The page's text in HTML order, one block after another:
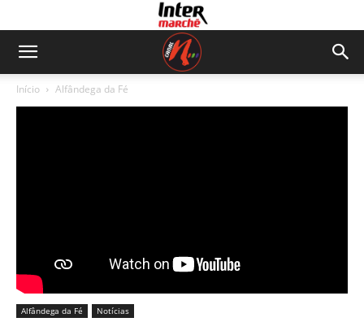
Início Alfândega da Fé
Alfândega da Fé Notícias